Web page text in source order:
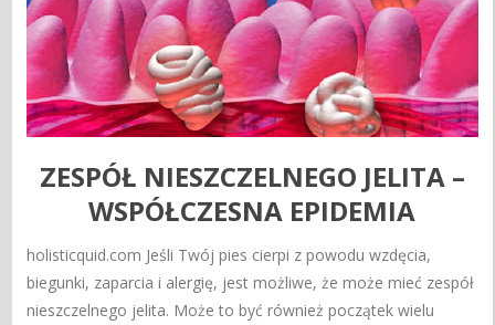
ZESPÓŁ NIESZCZELNEGO JELITA –
WSPÓŁCZESNA EPIDEMIA
holisticquid.com Jeśli Twój pies cierpi z powodu wzdęcia,
biegunki, zaparcia i alergię, jest możliwe, że może mieć zespół
nieszczelnego jelita. Może to być również początek wielu